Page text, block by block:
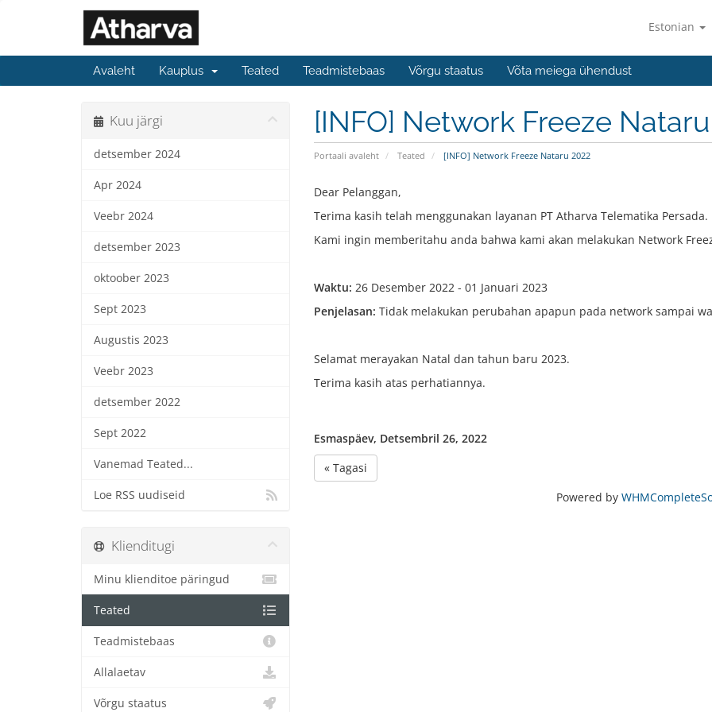
Estonian
Avaleht Kauplus Teated Teadmistebaas Võrgu staatus Võta meiega ühendust
[INFO] Network Freeze
Portaali avaleht Teated [INFO] Network Freeze Nataru 2022
Kuu järgi
detsember 2024
Apr 2024
Veebr 2024
detsember 2023
oktoober 2023
Sept 2023
Augustis 2023
Veebr 2023
detsember 2022
Sept 2022
Vanemad Teated...
Loe RSS uudiseid
Dear Pelanggan,
Terima kasih telah menggunakan layanan PT Atharva Telematika Persada.
Kami ingin memberitahu anda bahwa kami akan melakukan Network
Waktu: 26 Desember 2022 - 01 Januari 2023
Penjelasan: Tidak melakukan perubahan apapun pada network sampai
Selamat merayakan Natal dan tahun baru 2023.
Terima kasih atas perhatiannya.
Esmaspäev, Detsembril 26, 2022
« Tagasi
Powered by
Klienditugi
Minu klienditoe päringud
Teated
Teadmistebaas
Allalaetav
Võrgu staatus